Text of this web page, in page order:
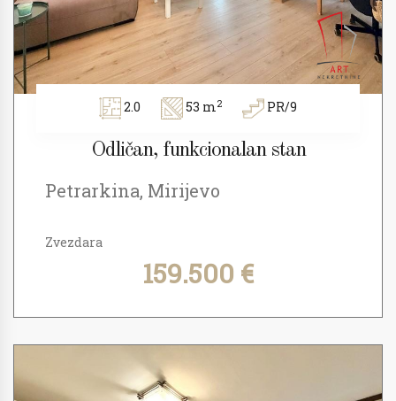
2.0 53 m2 PR/9
Odličan, funkcionalan stan
Petrarkina, Mirijevo
Zvezdara
159.500 €